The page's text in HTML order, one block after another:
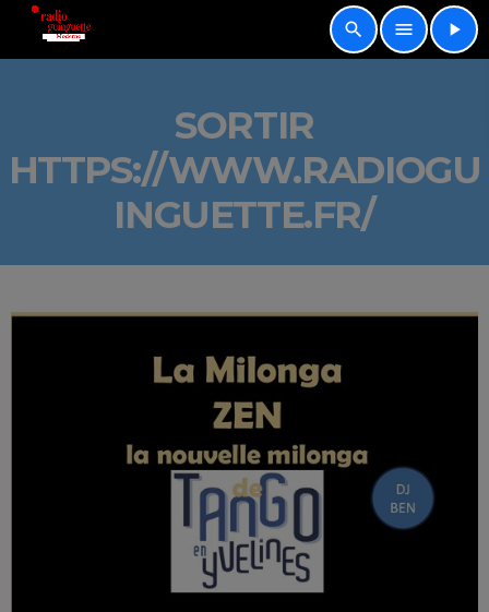
search menu play_arrow
SORTIR
HTTPS://WWW.RADIOGU
INGUETTE.FR/